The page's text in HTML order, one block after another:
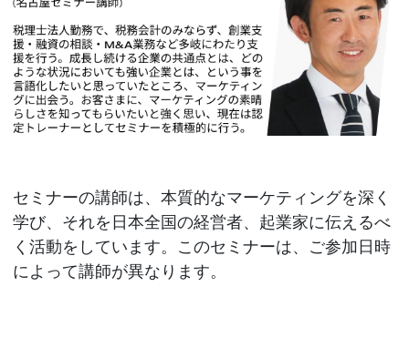
セミナーの講師は、本質的なマーケティングを深く
学び、それを日本全国の経営者、起業家に伝えるべ
く活動をしています。このセミナーは、ご参加日時
によって講師が異なります。